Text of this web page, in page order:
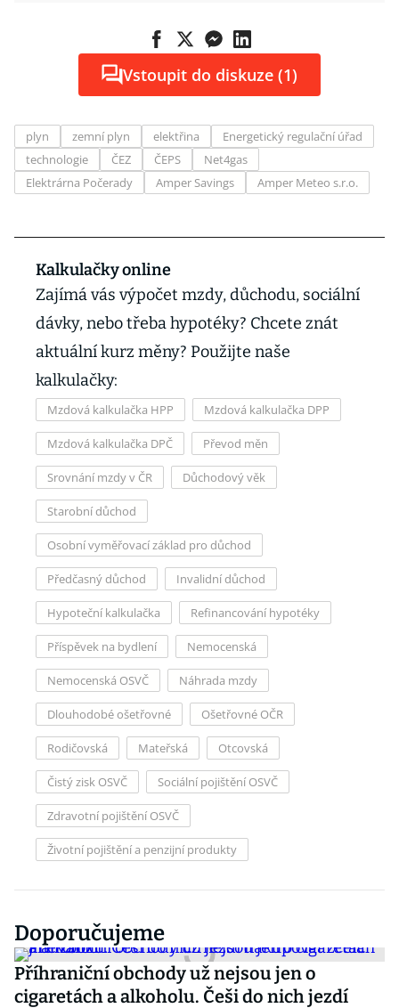
Vstoupit do diskuze (1)
plyn zemní plyn elektřina
Energetický regulační úřad
technologie
ČEZ ČEPS
Net4gas
Elektrárna Počerady
Amper Savings Amper Meteo s.r.o.
Kalkulačky online
Zajímá vás výpočet mzdy, důchodu, sociální
dávky, nebo třeba hypotéky? Chcete znát
aktuální kurz měny? Použijte naše
kalkulačky:
Mzdová kalkulačka HPP Mzdová kalkulačka DPP
Mzdová kalkulačka DPČ Převod měn
Srovnání mzdy v ČR Důchodový věk
Starobní důchod
Osobní vyměřovací základ pro důchod
Předčasný důchod Invalidní důchod
Hypoteční kalkulačka Refinancování hypotéky
Příspěvek na bydlení Nemocenská
Nemocenská OSVČ Náhrada mzdy
Dlouhodobé ošetřovné Ošetřovné OČR
Rodičovská Mateřská Otcovská
Čistý zisk OSVČ Sociální pojištění OSVČ
Zdravotní pojištění OSVČ
Životní pojištění a penzijní produkty
Doporučujeme
Příhraniční obchody už nejsou jen o
cigaretách a alkoholu. Češi do nich jezdí